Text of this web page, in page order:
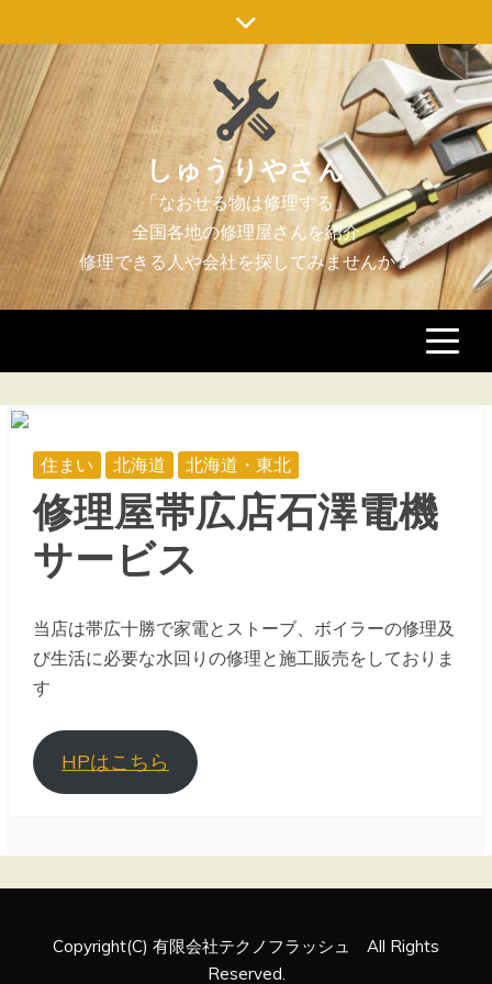
to
content
しゅうりやさん
住まい 北海道 北海道・東北
修理屋帯広店石澤電機
サービス
当店は帯広十勝で家電とストーブ、ボイラーの修理及
び生活に必要な水回りの修理と施工販売をしておりま
す
HPはこちら
Copyright(C) 有限会社テクノフラッシュ All Rights
Reserved.